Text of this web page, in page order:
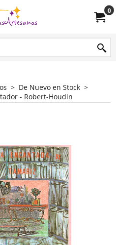
0
> De Nuevo en Stock >
- Robert-Houdin